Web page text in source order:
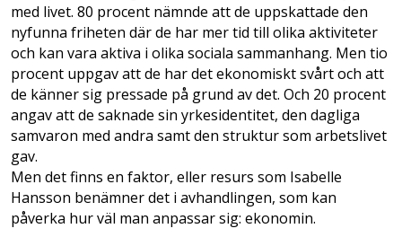
med livet. 80 procent nämnde att de uppskattade den
nyfunna friheten där de har mer tid till olika aktiviteter
och kan vara aktiva i olika sociala sammanhang. Men tio
procent uppgav att de har det ekonomiskt svårt och att
de känner sig pressade på grund av det. Och 20 procent
angav att de saknade sin yrkesidentitet, den dagliga
samvaron med andra samt den struktur som arbetslivet
gav.
Men det finns en faktor, eller resurs som Isabelle
Hansson benämner det i avhandlingen, som kan
påverka hur väl man anpassar sig: ekonomin.